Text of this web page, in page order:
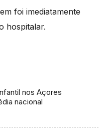
foi imediatamente
hospitalar.
nos Açores
nacional